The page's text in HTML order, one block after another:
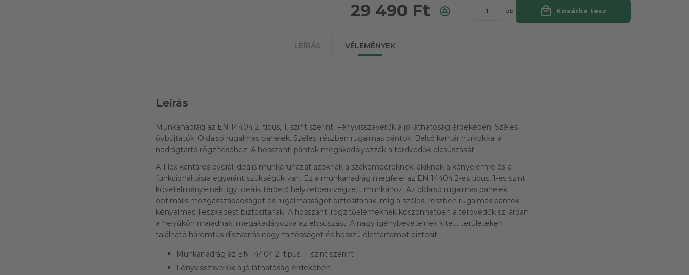
29 490 Ft db local_mall Kosárba tesz
LEÍRÁS VÉLEMÉNYEK
Leírás
Munkanadrág az EN 14404 2. típus, 1. szint szerint. Fényvisszaverők a jó láthatóság érdekében. Széles
övbújtatók. Oldalsó rugalmas panelek. Széles, részben rugalmas pántok. Belső kantár hurkokkal a
nadrágtartó rögzítéséhez. A hosszanti pántok megakadályozzák a térdvédők elcsúszását.
A Flex kantáros overál ideális munkaruházat azoknak a szakembereknek, akiknek a kényelemre és a
funkcionalitásra egyaránt szükségük van. Ez a munkanadrág megfelel az EN 14404 2-es típus, 1-es szint
követelményeinek, így ideális térdelő helyzetben végzett munkához. Az oldalsó rugalmas panelek
optimális mozgásszabadságot és rugalmasságot biztosítanak, míg a széles, részben rugalmas pántok
kényelmes illeszkedést biztosítanak. A hosszanti rögzítőelemeknek köszönhetően a térdvédők szilárdan
a helyükön maradnak, megakadályozva az elcsúszást. A nagy igénybevételnek kitett területeken
található háromtűs díszvarrás nagy tartósságot és hosszú élettartamot biztosít.
Munkanadrág az EN 14404 2. típus, 1. szint szerint
Fényvisszaverők a jó láthatóság érdekében